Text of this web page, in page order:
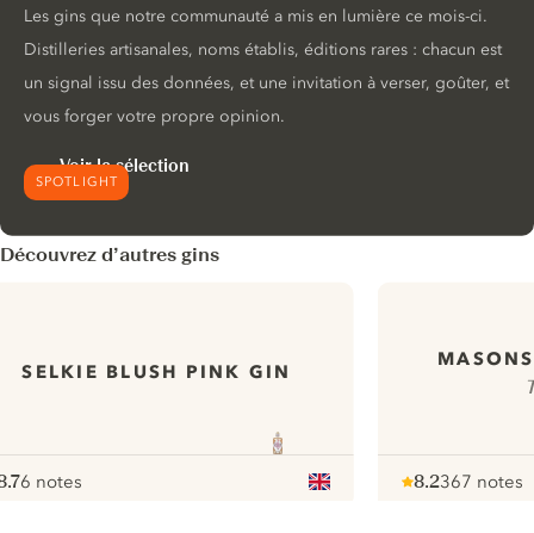
SPOTLIGHT
Les gins que notre communauté a mis en lumière ce mois-ci.
Distilleries artisanales, noms établis, éditions rares : chacun est
un signal issu des données, et une invitation à verser, goûter, et
vous forger votre propre opinion.
Voir la sélection
Découvrez d’autres gins
SELKIE BLUSH PINK GIN
6 notes
8.2367 notes